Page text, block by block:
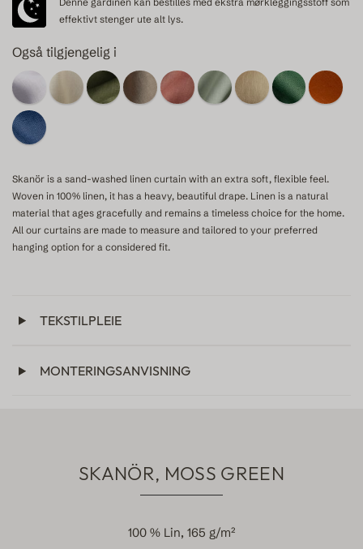
effektivt stenger ute alt lys.
Også tilgjengelig i
Skanör is a sand-washed linen curtain with an extra soft, flexible feel.
Woven in 100% linen, it has a heavy, beautiful drape. Linen is a natural
material that ages gracefully and remains a timeless choice for the home.
All our curtains are made to measure and tailored to your preferred
hanging option for a considered fit.
TEKSTILPLEIE
MONTERINGSANVISNING
SKANÖR, MOSS GREEN
100 % Lin, 165 g/m²